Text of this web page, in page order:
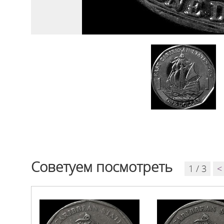
Советуем посмотреть 1 / 3 <